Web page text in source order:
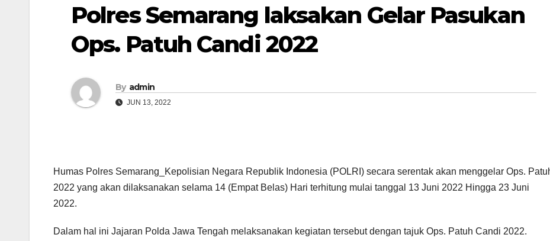
Polres Semarang laksakan Gelar Pasukan
Ops. Patuh Candi 2022
By admin
JUN 13, 2022
Humas Polres Semarang_Kepolisian Negara Republik Indonesia (POLRI) secara serentak akan menggelar Ops.
2022 yang akan dilaksanakan selama 14 (Empat Belas) Hari terhitung mulai tanggal 13 Juni 2022 Hingga 23 Juni
2022.
Dalam hal ini Jajaran Polda Jawa Tengah melaksanakan kegiatan tersebut dengan tajuk Ops. Patuh Candi 2022.